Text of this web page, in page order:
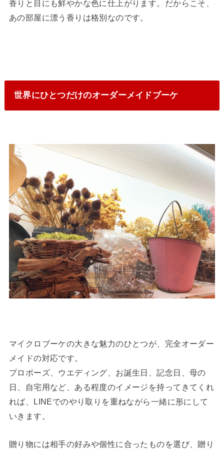
香りと目にも鮮やかな色に仕上がります。だからこそ、
あの部屋に漂う香りは格別なのです。
世界にひとつだけのオーダーメイドブーケ
マイクロブーケの大きな魅力のひとつが、完全オーダー
メイドの対応です。
プロポーズ、ウエディング、お誕生日、記念日、母の
日、自宅用など、ある程度のイメージを持ってきてくれ
れば、LINEでのやり取りを重ねながら一緒に形にして
いきます。
贈り物には相手の好みや個性に合ったものを選び、贈り